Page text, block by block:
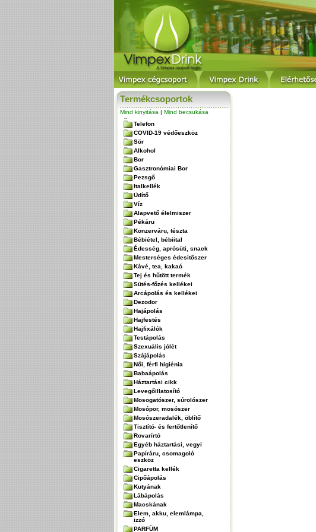
Termékcsoportok
Mind kinyitása | Mind becsukása
Telefon
COVID-19 védőeszköz
Sör
Alkohol
Bor
Gasztronómiai Bor
Pezsgő
Italkellék
Üdítő
Víz
Alapvető élelmiszer
Pékáru
Konzerváru, tészta
Bébiétel, bébiital
Édesség, aprósüti, snack
Mesterséges édesitőszer
Kávé, tea, kakaó
Tej és hűtött termék
Sütés-főzés kellékei
Arcápolás és kellékei
Dezodor
Hajápolás
Hajfestés
Hajfixálók
Testápolás
Szexuális jólét
Szájápolás
Női, férfi higiénia
Babaápolás
Háztartási cikk
Levegőillatosító
Mosogatószer, súrolószer
Mosópor, mosószer
Mosószeradalék, öblítő
Tisztító- és fertőtlenítő
Rovarírtó
Egyéb háztartási, vegyi
Papíráru, csomagoló
eszköz
Cigaretta kellék
Cipőápolás
Kutyának
Lábápolás
Macskának
Elem, akku, elemlámpa,
izzó
PARFÜM